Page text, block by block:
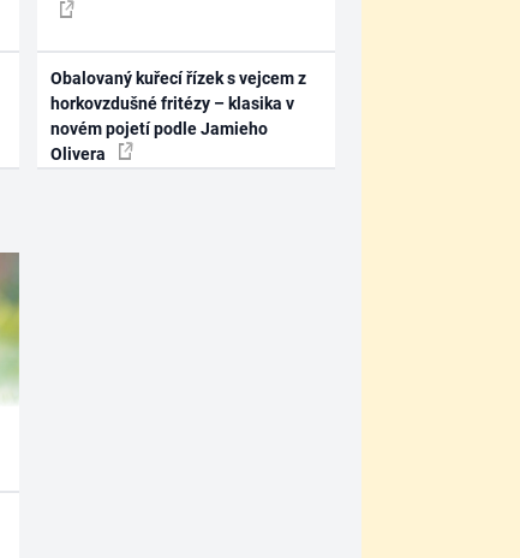
Obalovaný kuřecí řízek s vejcem z
horkovzdušné fritézy – klasika v
novém pojetí podle Jamieho
Olivera